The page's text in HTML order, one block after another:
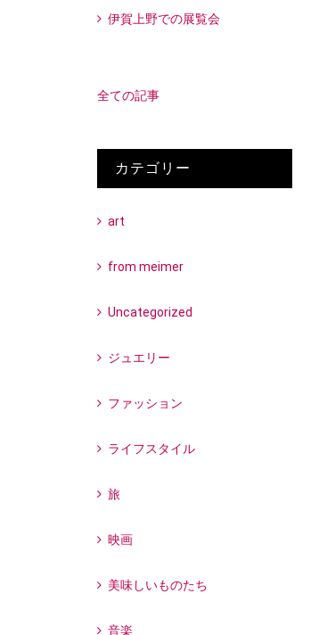
伊賀上野での展覧会
全ての記事
カテゴリー
art
from meimer
Uncategorized
ジュエリー
ファッション
ライフスタイル
旅
映画
美味しいものたち
音楽